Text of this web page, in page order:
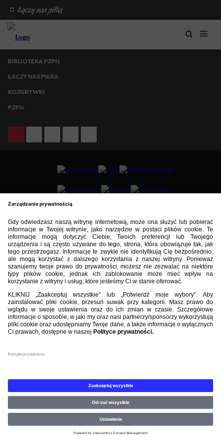
BIBLIOTEKA PZPN
ŁACZY NAS PIŁKA
ROZGRYWKI
PZPN
Nasi partnerzy
©PZPN WSZELKIE PRAWA ZASTRZEŻONE.REGULAMIN.